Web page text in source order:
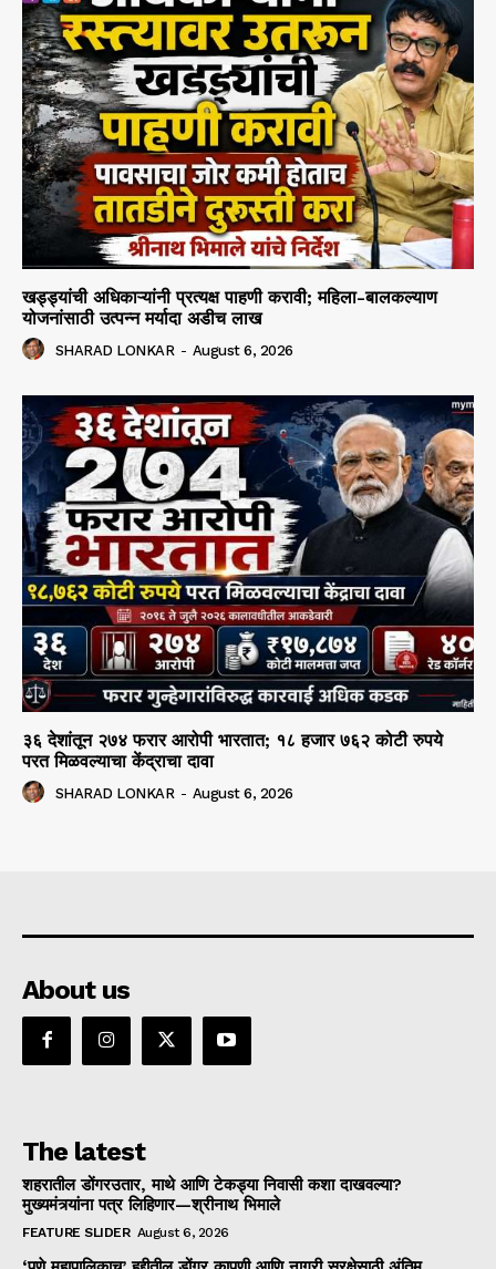
खड्ड्यांची अधिकाऱ्यांनी प्रत्यक्ष पाहणी करावी; महिला-बालकल्याण
योजनांसाठी उत्पन्न मर्यादा अडीच लाख
SHARAD LONKAR - August 6, 2026
३६ देशांतून २७४ फरार आरोपी भारतात; १८ हजार ७६२ कोटी रुपये
परत मिळवल्याचा केंद्राचा दावा
SHARAD LONKAR - August 6, 2026
About us
The latest
शहरातील डोंगरउतार, माथे आणि टेकड्या निवासी कशा दाखवल्या?
मुख्यमंत्र्यांना पत्र लिहिणार—श्रीनाथ भिमाले
FEATURE SLIDER August 6, 2026